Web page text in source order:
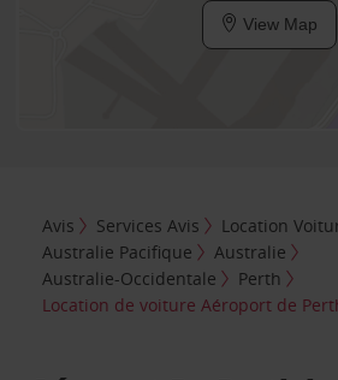
View Map
Avis Services Avis
Location
Australie Pacifique
Australie
Australie-Occidentale
Perth
Location de voiture Aéroport de